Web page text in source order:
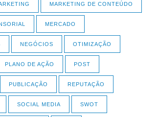
MARKETING DE CONTEÚDO
MERCADO
NEGÓCIOS OTIMIZAÇÃO
PLANO DE AÇÃO POST
PUBLICAÇÃO REPUTAÇÃO
SOCIAL MEDIA SWOT